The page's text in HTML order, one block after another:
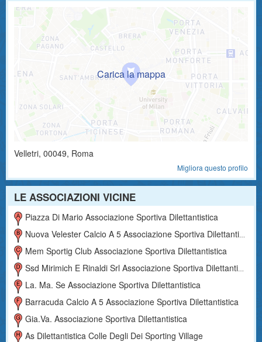
Velletri, 00049, Roma
Migliora questo profilo
LE ASSOCIAZIONI VICINE
Piazza Di Mario Associazione Sportiva Dilettantistica
Nuova Velester Calcio A 5 Associazione Sportiva Dilettantistica
Mem Sportig Club Associazione Sportiva Dilettantistica
Ssd Mirimich E Rinaldi Srl Associazione Sportiva Dilettantistica
La. Ma. Se Associazione Sportiva Dilettantistica
Barracuda Calcio A 5 Associazione Sportiva Dilettantistica
Gia.va. Associazione Sportiva Dilettantistica
As Dilettantistica Colle Degli Dei Sporting Village